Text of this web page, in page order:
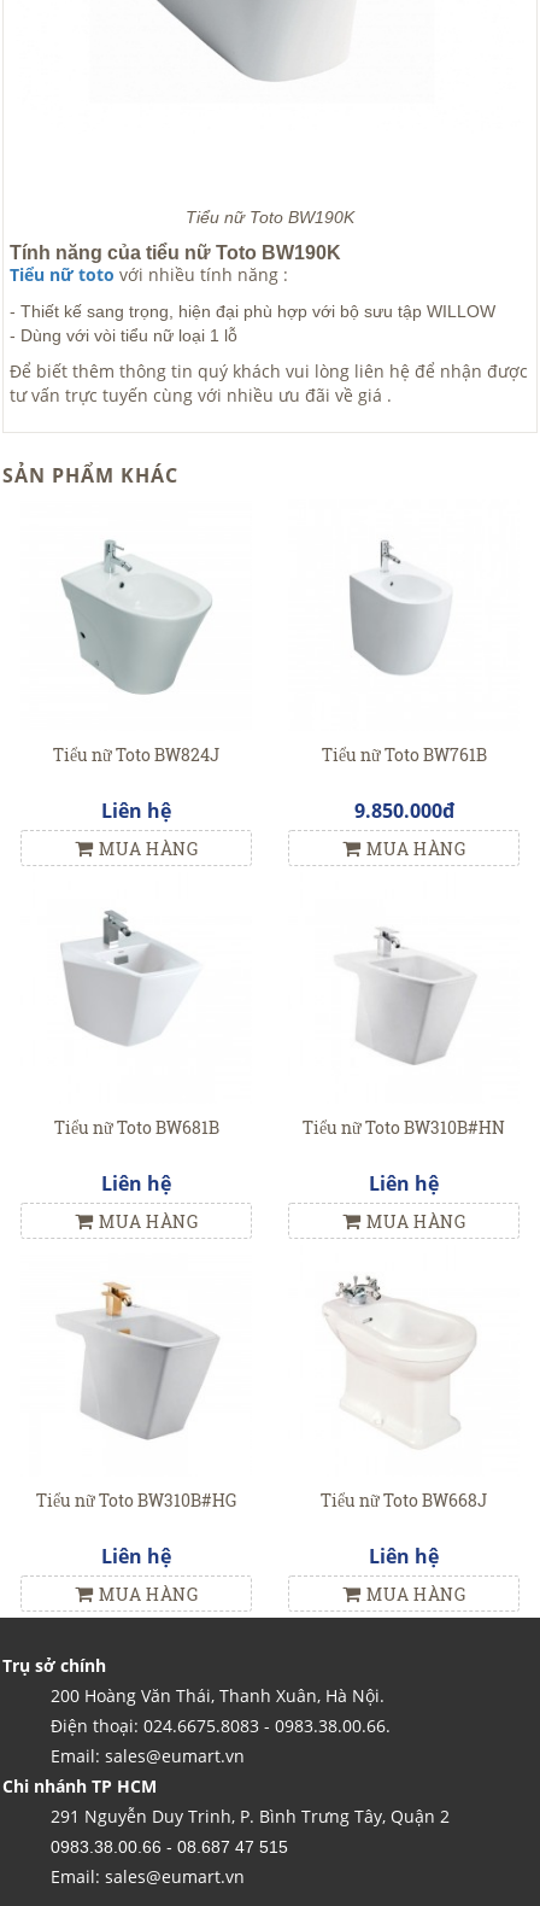
Tiểu nữ Toto BW190K
Tính năng của tiểu nữ Toto BW190K
Tiểu nữ toto với nhiều tính năng :
- Thiết kế sang trọng, hiện đại phù hợp với bộ sưu tập WILLOW
- Dùng với vòi tiểu nữ loại 1 lỗ
Để biết thêm thông tin quý khách vui lòng liên hệ để nhận được
tư vấn trực tuyến cùng với nhiều ưu đãi về giá .
SẢN PHẨM KHÁC
Tiểu nữ Toto BW824J
Liên hệ
MUA HÀNG
Tiểu nữ Toto BW761B
9.850.000đ
MUA HÀNG
Tiểu nữ Toto BW681B
Liên hệ
MUA HÀNG
Tiểu nữ Toto BW310B#HN
Liên hệ
MUA HÀNG
Tiểu nữ Toto BW310B#HG
Liên hệ
MUA HÀNG
Tiểu nữ Toto BW668J
Liên hệ
MUA HÀNG
Trụ sở chính
200 Hoàng Văn Thái, Thanh Xuân, Hà Nội.
Điện thoại: 024.6675.8083 - 0983.38.00.66.
Email: sales@eumart.vn
Chi nhánh TP HCM
291 Nguyễn Duy Trinh, P. Bình Trưng Tây, Quận 2
0983.38.00.66 - 08.687 47 515
Email: sales@eumart.vn